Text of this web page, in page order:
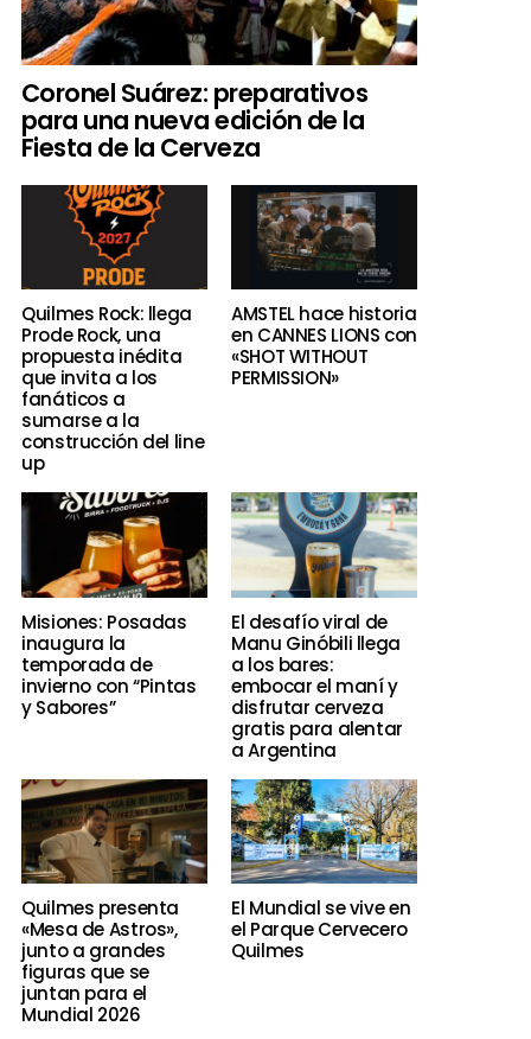
Coronel Suárez: preparativos
para una nueva edición de la
Fiesta de la Cerveza
Quilmes Rock: llega
Prode Rock, una
propuesta inédita
que invita a los
fanáticos a
sumarse a la
construcción del line
up
AMSTEL hace historia
en CANNES LIONS con
«SHOT WITHOUT
PERMISSION»
Misiones: Posadas
inaugura la
temporada de
invierno con “Pintas
y Sabores”
El desafío viral de
Manu Ginóbili llega
a los bares:
embocar el maní y
disfrutar cerveza
gratis para alentar
a Argentina
Quilmes presenta
«Mesa de Astros»,
junto a grandes
figuras que se
juntan para el
Mundial 2026
El Mundial se vive en
el Parque Cervecero
Quilmes